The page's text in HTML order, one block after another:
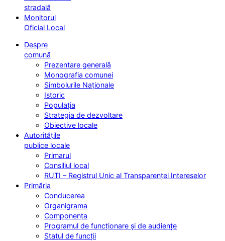
stradală
Monitorul
Oficial Local
Despre
comună
Prezentare generală
Monografia comunei
Simbolurile Naționale
Istoric
Populația
Strategia de dezvoltare
Obiective locale
Autoritățile
publice locale
Primarul
Consiliul local
RUTI – Registrul Unic al Transparenței Intereselor
Primăria
Conducerea
Organigrama
Componența
Programul de funcționare și de audiențe
Statul de funcții